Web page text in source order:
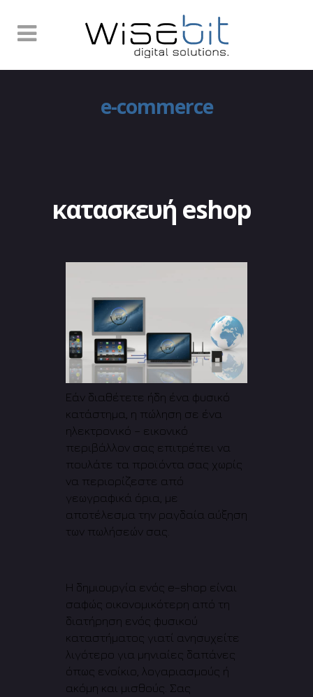
e-commerce
κατασκευή eshop
Εάν διαθέτετε ήδη ένα φυσικό
κατάστημα, η πώληση σε ένα
ηλεκτρονικό – εικονικό
περιβάλλον σας επιτρέπει να
πουλάτε τα προϊόντα σας χωρίς
να περιορίζεστε από
γεωγραφικά όρια, με
αποτέλεσμα την ραγδαία αύξηση
των πωλήσεών σας.
H δημιουργία ενός e–shop είναι
σαφώς οικονομικότερη από τη
διατήρηση ενός φυσικού
καταστήματος γιατί ανησυχείτε
λιγότερο για μηνιαίες δαπάνες
όπως ενοίκιο, λογαριασμούς ή
ακόμη και μισθούς. Σας